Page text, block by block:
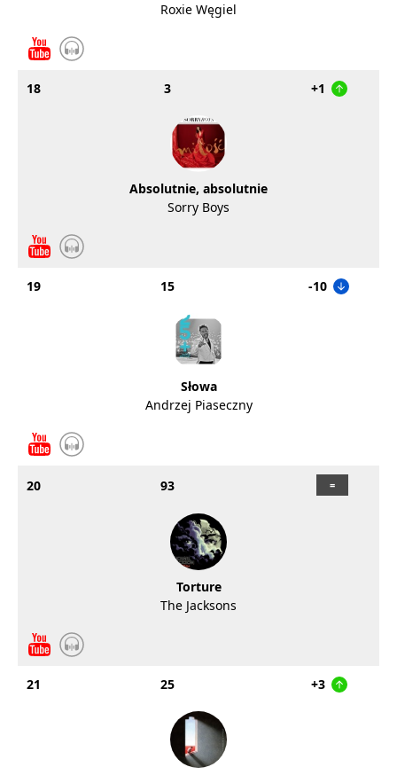
Roxie Węgiel
18 3 +1
Absolutnie, absolutnie
Sorry Boys
19 15 -10
Słowa
Andrzej Piaseczny
20 93
Torture
The Jacksons
21 25 +3